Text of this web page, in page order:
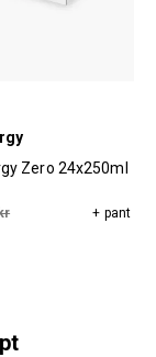
Zero 24x250ml
+ pant